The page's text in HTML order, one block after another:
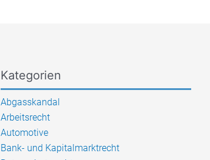
Kategorien
Abgasskandal
Arbeitsrecht
Automotive
Bank- und Kapitalmarktrecht